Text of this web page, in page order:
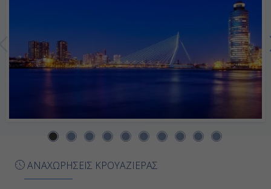
Ημέρα 7η
Χάρσταντ, Νορβηγία
12:00
20:00
Ημέρα 8η
ΑΝΑΧΩΡΗΣΕΙΣ ΚΡΟΥΑΖΙΕΡΑΣ